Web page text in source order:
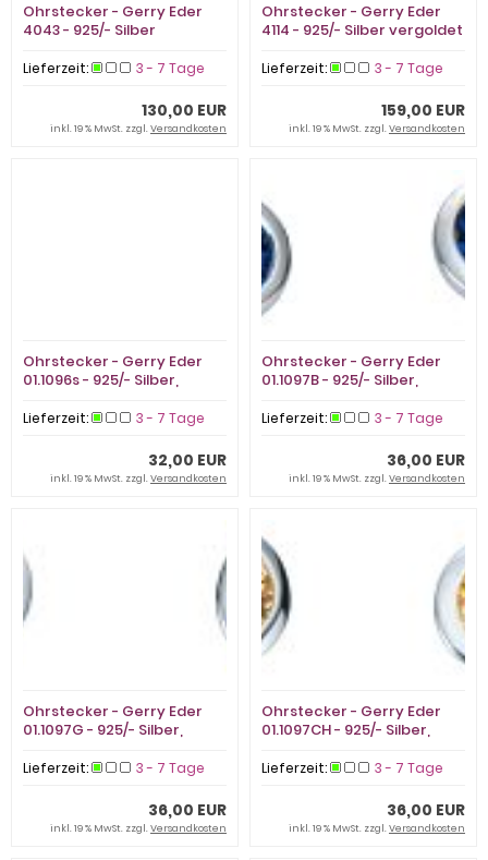
Ohrstecker - Gerry Eder
4043 - 925/- Silber
Rot
Lieferzeit: 3 - 7 Tage
130,00 EUR
inkl. 19 % MwSt. zzgl.Versandkosten
Ohrstecker - Gerry Eder
4114 - 925/- Silber vergoldet
Lieferzeit: 3 - 7 Tage
159,00 EUR
inkl. 19 % MwSt. zzgl.Versandkosten
Ohrstecker - Gerry Eder
01.1096s - 925/- Silber,
Lieferzeit: 3 - 7 Tage
32,00 EUR
inkl. 19 % MwSt. zzgl.Versandkosten
Ohrstecker - Gerry Eder
01.1097B - 925/- Silber,
Lieferzeit: 3 - 7 Tage
36,00 EUR
inkl. 19 % MwSt. zzgl.Versandkosten
Ohrstecker - Gerry Eder
01.1097G - 925/- Silber,
Lieferzeit: 3 - 7 Tage
36,00 EUR
inkl. 19 % MwSt. zzgl.Versandkosten
Ohrstecker - Gerry Eder
01.1097CH - 925/- Silber,
Lieferzeit: 3 - 7 Tage
36,00 EUR
inkl. 19 % MwSt. zzgl.Versandkosten